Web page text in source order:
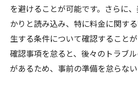
を避けることが可能です。さらに
かりと読み込み、特に料金に関す
生する条件について確認すること
確認事項を怠ると、後々のトラブ
があるため、事前の準備を怠らない